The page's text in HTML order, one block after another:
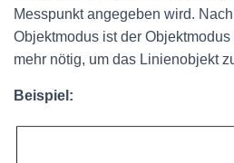
Messpunkt angegeben wird.
Objektmodus ist der
mehr nötig, um das Linienobjekt
Beispiel: